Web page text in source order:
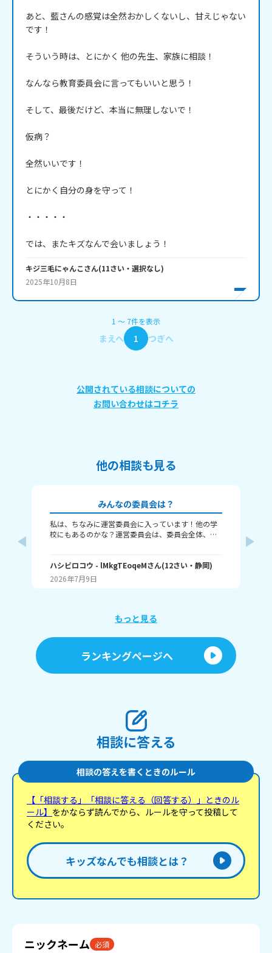
あと、藍さんの感覚は全然おかしくないし、甘えじゃない
です！
そういう時は、とにかく 他の先生、家族に相談！
なんなら教育委員会に言ってもいいと思う！
そして、最後だけど、本当に無理しないで！
仮病？
全然いいです！
とにかく自分の身を守って！
・・・・・
では、またキズなんで会いましょう！
キジ三毛にゃんこさん(11さい・ 選択なし)
2025年10月8日
1 〜 7件を表示
まえへ 1 つぎへ
公開されている相談についての
お問い合わせはコチラ
他の相談も見る
みんなの委員会は？
私は、ちなみに運営委員会に入っています！他の学
校にもあるのかな？運営委員会は、委員会全体、学
で、めちゃくちゃ活躍しまーす！BGMやったり、委
員長会を運営したり、会を運営したり、それぞれの
委員会を支えたり、みんなの意見を聞いたり！とに
ハシビロコウ - lMkgTEoqeMさん(12さい・ 静岡)
2026年7月9日
もっと見る
ランキングページへ
相談に答える
相談の答えを書くときのルール
【「相談する」「相談に答える（回答する）」ときのル
ール】 をかならず読んでから、ルールを守って投稿して
ください。
キッズなんでも相談とは？
ニックネーム 必須